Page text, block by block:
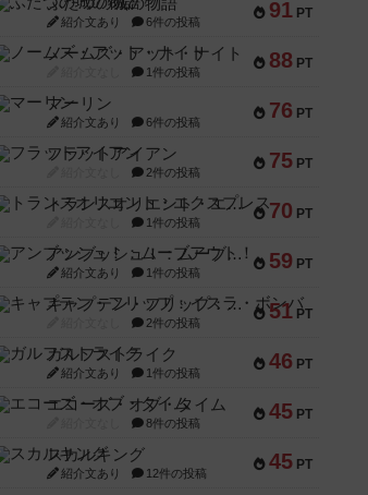
91 PT
紹介文あり 6件の投稿
88 PT
ノームズ・アット・ナイト
1件の投稿
76 PT
マーリン
紹介文あり 6件の投稿
75 PT
フラットアイアン
2件の投稿
70 PT
トランスオリエント・エクスプレス
1件の投稿
59 PT
アンブッシュ！：ムーブアウト！
紹介文あり 1件の投稿
51 PT
キャプテン・フリップ：イスラ・ボンバ
2件の投稿
46 PT
ガルフストライク
紹介文あり 1件の投稿
45 PT
エコーズ・オブ・タイム
8件の投稿
45 PT
スカルキング
紹介文あり 12件の投稿